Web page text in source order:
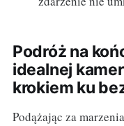
Podróż na
idealnej
krokiem ku
Podążając za